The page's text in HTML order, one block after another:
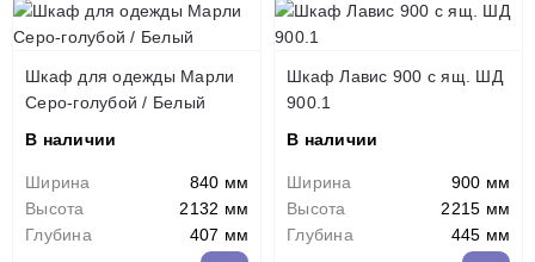
Шкаф для одежды Марли
Серо-голубой / Белый
В наличии
Ширина
840 мм
Высота
2132 мм
Глубина
407 мм
Шкаф Лавис 900 с ящ. ШД
900.1
В наличии
Ширина
900 мм
Высота
2215 мм
Глубина
445 мм